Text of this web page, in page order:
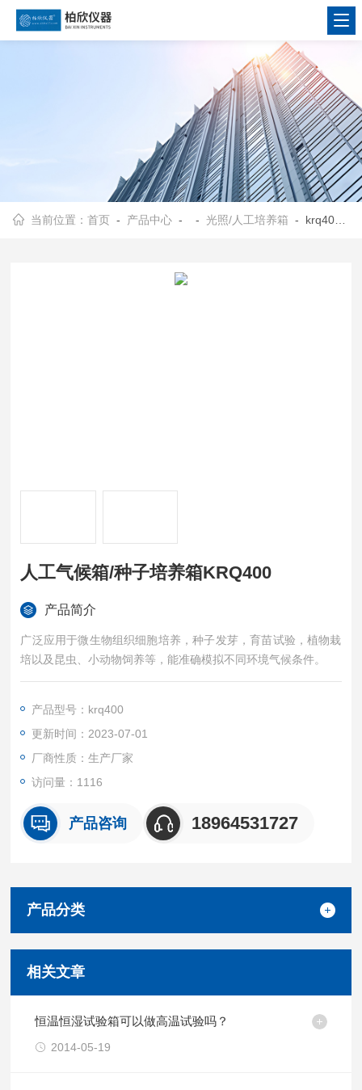
当前位置：首页 - 产品中心 - -光照/人工培养箱 - krq400人工气候箱/种子培养箱KRQ400
人工气候箱/种子培养箱KRQ400
产品简介
广泛应用于微生物组织细胞培养，种子发芽，育苗试验，植物栽
培以及昆虫、小动物饲养等，能准确模拟不同环境气候条件。
产品型号：krq400
更新时间：2023-07-01
厂商性质：生产厂家
访问量：1116
产品咨询 18964531727
产品分类
相关文章
恒温恒湿试验箱可以做高温试验吗？
2014-05-19